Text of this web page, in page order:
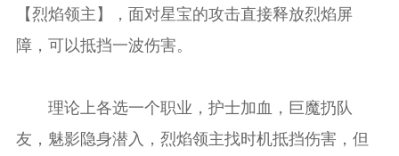
【烈焰领主】，面对星宝的攻击直接释放烈焰屏
障，可以抵挡一波伤害。
理论上各选一个职业，护士加血，巨魔扔队
友，魅影隐身潜入，烈焰领主找时机抵挡伤害，但